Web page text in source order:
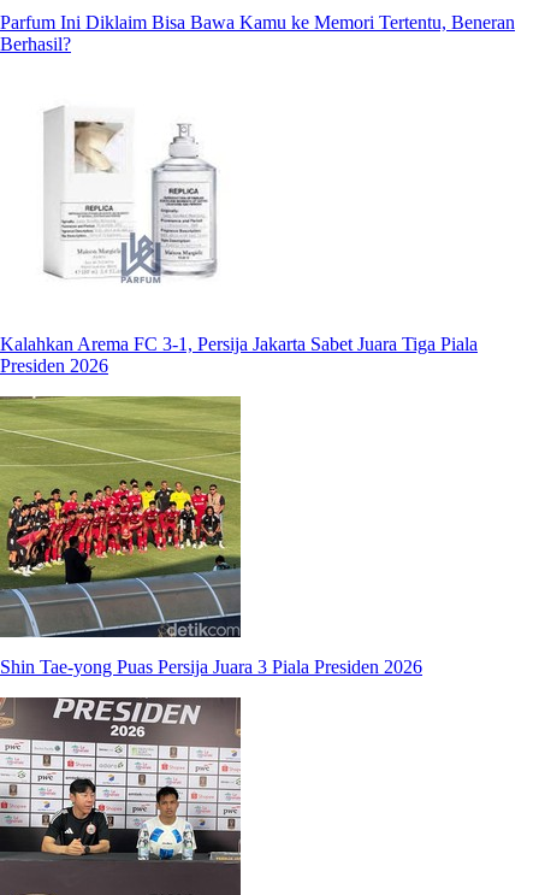
Parfum Ini Diklaim Bisa Bawa Kamu ke Memori Tertentu, Beneran
Berhasil?
Kalahkan Arema FC 3-1, Persija Jakarta Sabet Juara Tiga Piala
Presiden 2026
Shin Tae-yong Puas Persija Juara 3 Piala Presiden 2026